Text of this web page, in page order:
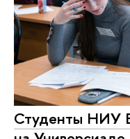
Студенты НИУ